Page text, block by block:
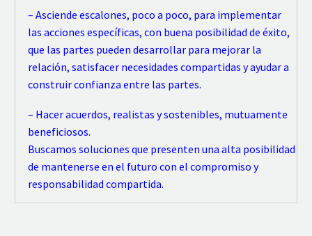
– Asciende escalones, poco a poco, para implementar
las acciones específicas, con buena posibilidad de éxito,
que las partes pueden desarrollar para mejorar la
relación, satisfacer necesidades compartidas y ayudar a
construir confianza entre las partes.
– Hacer acuerdos, realistas y sostenibles, mutuamente
beneficiosos.
Buscamos soluciones que presenten una alta posibilidad
de mantenerse en el futuro con el compromiso y
responsabilidad compartida.